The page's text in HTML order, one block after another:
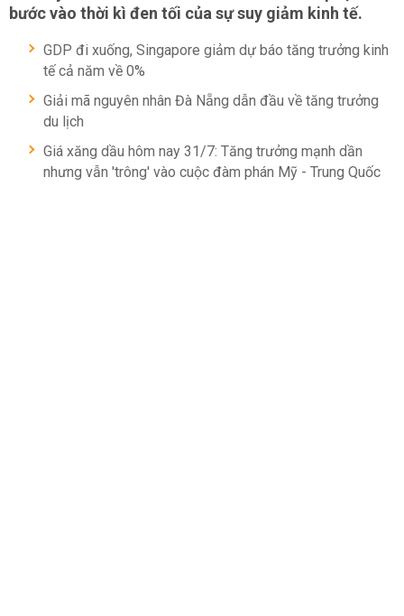
bước vào thời kì đen tối của sự suy giảm kinh tế.
GDP đi xuống, Singapore giảm dự báo tăng trưởng kinh
tế cả năm về 0%
Giải mã nguyên nhân Đà Nẵng dẫn đầu về tăng trưởng
du lịch
Giá xăng dầu hôm nay 31/7: Tăng trưởng mạnh dần
nhưng vẫn 'trông' vào cuộc đàm phán Mỹ - Trung Quốc